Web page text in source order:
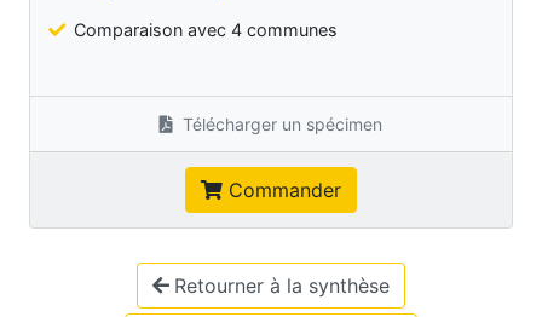
Comparaison avec 4 communes
Télécharger un spécimen
Commander
Retourner à la synthèse